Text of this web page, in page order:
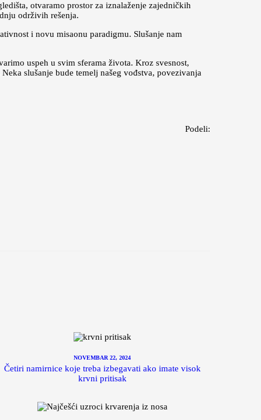
otvaramo prostor za iznalaženje zajedničkih
održivih rešenja.
i novu misaonu paradigmu. Slušanje nam
uspeh u svim sferama života. Kroz svesnost,
slušanje bude temelj našeg vođstva, povezivanja
Podeli:
NOVEMBAR 22, 2024
Četiri namirnice koje treba izbegavati ako imate visok
krvni pritisak